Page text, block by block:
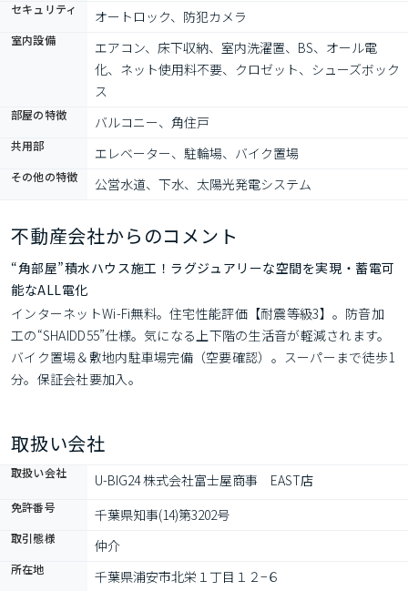
セキュリティ オートロック、防犯カメラ
室内設備
エアコン、床下収納、室内洗濯置、BS、オール電
化、ネット使用料不要、クロゼット、シューズボック
ス
部屋の特徴 バルコニー、角住戸
共用部 エレベーター、駐輪場、バイク置場
その他の特徴 公営水道、下水、太陽光発電システム
不動産会社からのコメント
“角部屋”積水ハウス施工！ラグジュアリーな空間を実現・蓄電可
能なALL電化
インターネットWi-Fi無料。住宅性能評価【耐震等級3】。防音加
工の“SHAIDD55”仕様。気になる上下階の生活音が軽減されます。
バイク置場＆敷地内駐車場完備（空要確認）。スーパーまで徒歩1
分。保証会社要加入。
取扱い会社
取扱い会社 U-BIG24 株式会社富士屋商事　EAST店
免許番号 千葉県知事(14)第3202号
取引態様 仲介
所在地 千葉県浦安市北栄１丁目１２−６